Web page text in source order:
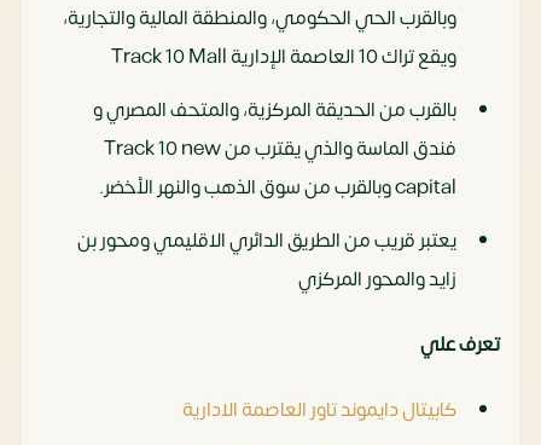
وبالقرب الحي الحكومي، والمنطقة المالية والتجارية،
ويقع تراك 10 العاصمة الإدارية Track 10 Mall
بالقرب من الحديقة المركزية، والمتحف المصري و
فندق الماسة والذي يقترب من Track 10 new
capital وبالقرب من سوق الذهب والنهر الأخضر.
يعتبر قريب من الطريق الدائري الاقليمي ومحور بن
زايد والمحور المركزي
تعرف علي
كابيتال دايموند تاور العاصمة الادارية